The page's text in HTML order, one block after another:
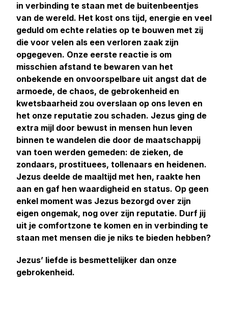
in verbinding te staan met de buitenbeentjes
van de wereld. Het kost ons tijd, energie en veel
geduld om echte relaties op te bouwen met zij
die voor velen als een verloren zaak zijn
opgegeven. Onze eerste reactie is om
misschien afstand te bewaren van het
onbekende en onvoorspelbare uit angst dat de
armoede, de chaos, de gebrokenheid en
kwetsbaarheid zou overslaan op ons leven en
het onze reputatie zou schaden. Jezus ging de
extra mijl door bewust in mensen hun leven
binnen te wandelen die door de maatschappij
van toen werden gemeden: de zieken, de
zondaars, prostituees, tollenaars en heidenen.
Jezus deelde de maaltijd met hen, raakte hen
aan en gaf hen waardigheid en status. Op geen
enkel moment was Jezus bezorgd over zijn
eigen ongemak, nog over zijn reputatie. Durf jij
uit je comfortzone te komen en in verbinding te
staan met mensen die je niks te bieden hebben?
Jezus’ liefde is besmettelijker dan onze
gebrokenheid.